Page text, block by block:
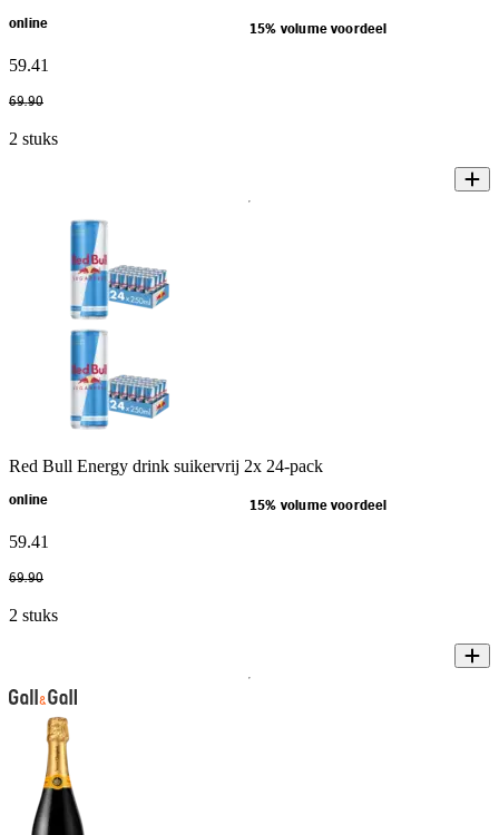
online 15% volume voordeel
59.41
69.90
2 stuks
Red Bull Energy drink suikervrij 2x 24-pack
online 15% volume voordeel
59.41
69.90
2 stuks